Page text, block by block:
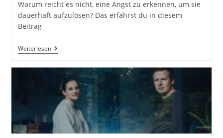
Warum reicht es nicht, eine Angst zu erkennen, um sie
dauerhaft aufzulösen? Das erfährst du in diesem
Beitrag
WeiterlesenAngst
Auflösen
Allein
Reicht
Nicht